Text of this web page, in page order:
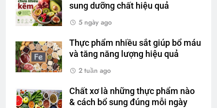
sung dưỡng chất hiệu quả
5 ngày ago
Thực phẩm nhiều sắt giúp bổ máu
và tăng năng lượng hiệu quả
2 tuần ago
Chất xơ là những thực phẩm nào
& cách bổ sung đúng mỗi ngày